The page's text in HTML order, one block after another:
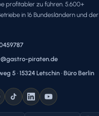
profitabler zu führen. 5.600+
in 16 Bundesländern und der
piraten.de
5 · 15324 Letschin · Büro Berlin